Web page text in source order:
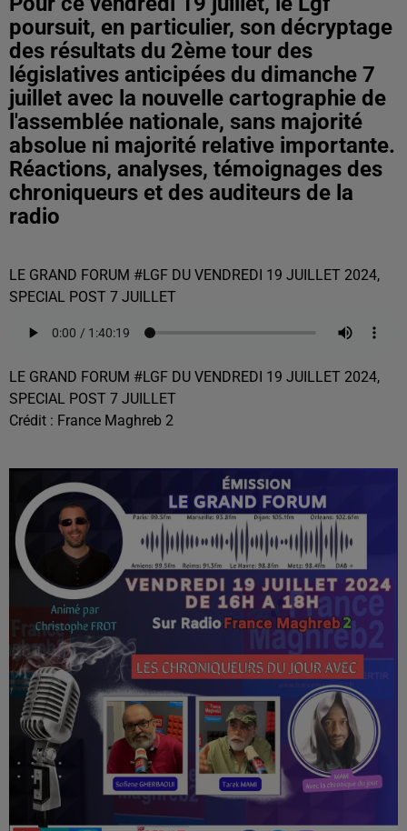
poursuit, en particulier, son décryptage
des résultats du 2ème tour des
législatives anticipées du dimanche 7
juillet avec la nouvelle cartographie de
l'assemblée nationale, sans majorité
absolue ni majorité relative importante.
Réactions, analyses, témoignages des
chroniqueurs et des auditeurs de la
radio
LE GRAND FORUM #LGF DU VENDREDI 19 JUILLET 2024,
SPECIAL POST 7 JUILLET
LE GRAND FORUM #LGF DU VENDREDI 19 JUILLET 2024,
SPECIAL POST 7 JUILLET
Crédit : France Maghreb 2